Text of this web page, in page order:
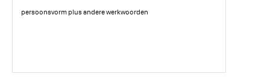
persoonsvorm plus andere werkwoorden